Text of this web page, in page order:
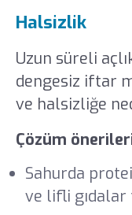
Halsizlik
Uzun süreli
dengesiz iftar
ve halsizliğe
Çözüm
Sahurda
ve lifli gıdalar